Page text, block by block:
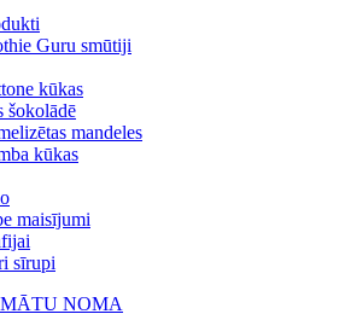
Guru smūtiji
kūkas
šokolādē
mandeles
kūkas
maisījumi
sīrupi
NOMA